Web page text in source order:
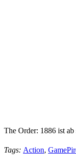
The Order: 1886 ist
Tags: Action,